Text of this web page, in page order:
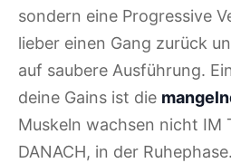
sondern eine Progressive
lieber einen Gang zurück
auf saubere Ausführung.
deine Gains ist die
Muskeln wachsen nicht IM
DANACH, in der